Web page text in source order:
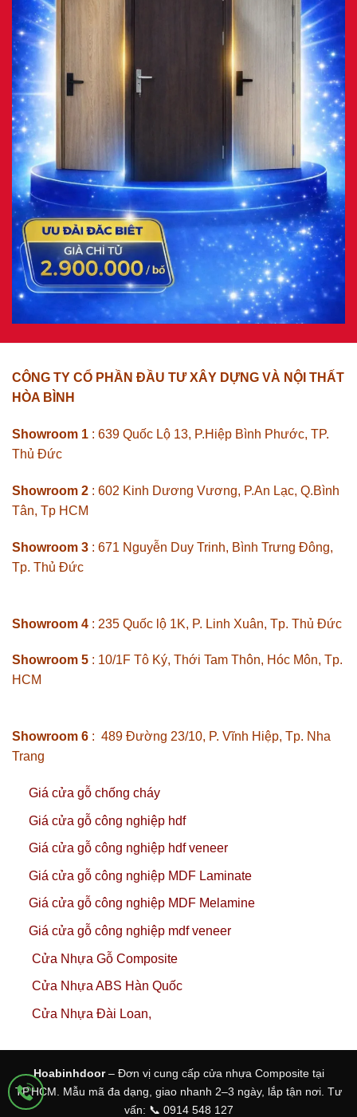
CÔNG TY CỔ PHẦN ĐẦU TƯ XÂY DỰNG VÀ NỘI THẤT
HÒA BÌNH
Showroom 1 : 639 Quốc Lộ 13, P.Hiệp Bình Phước, TP.
Thủ Đức
Showroom 2 : 602 Kinh Dương Vương, P.An Lạc, Q.Bình
Tân, Tp HCM
Showroom 3 : 671 Nguyễn Duy Trinh, Bình Trưng Đông,
Tp. Thủ Đức
Showroom 4 : 235 Quốc lộ 1K, P. Linh Xuân, Tp. Thủ Đức
Showroom 5 : 10/1F Tô Ký, Thới Tam Thôn, Hóc Môn, Tp.
HCM
Showroom 6 : 489 Đường 23/10, P. Vĩnh Hiệp, Tp. Nha
Trang
Giá cửa gỗ chống cháy
Giá cửa gỗ công nghiệp hdf
Giá cửa gỗ công nghiệp hdf veneer
Giá cửa gỗ công nghiệp MDF Laminate
Giá cửa gỗ công nghiệp MDF Melamine
Giá cửa gỗ công nghiệp mdf veneer
Cửa Nhựa Gỗ Composite
Cửa Nhựa ABS Hàn Quốc
Cửa Nhựa Đài Loan,
Hoabinhdoor– Đơn vị cung cấp cửa nhựa Composite tại
TP.HCM. Mẫu mã đa dạng, giao nhanh 2–3 ngày, lắp tận nơi. Tư
vấn: 📞 0914 548 127